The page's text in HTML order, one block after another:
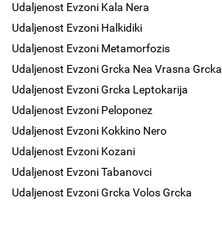
Udaljenost Evzoni Kala Nera
Udaljenost Evzoni Halkidiki
Udaljenost Evzoni Metamorfozis
Udaljenost Evzoni Grcka Nea Vrasna Grcka
Udaljenost Evzoni Grcka Leptokarija
Udaljenost Evzoni Peloponez
Udaljenost Evzoni Kokkino Nero
Udaljenost Evzoni Kozani
Udaljenost Evzoni Tabanovci
Udaljenost Evzoni Grcka Volos Grcka